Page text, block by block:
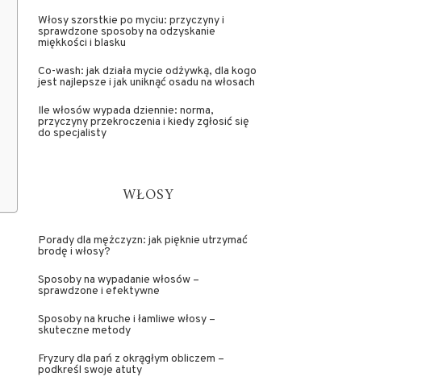
Włosy szorstkie po myciu: przyczyny i
sprawdzone sposoby na odzyskanie
miękkości i blasku
Co-wash: jak działa mycie odżywką, dla kogo
jest najlepsze i jak uniknąć osadu na włosach
Ile włosów wypada dziennie: norma,
przyczyny przekroczenia i kiedy zgłosić się
do specjalisty
WŁOSY
Porady dla mężczyzn: jak pięknie utrzymać
brodę i włosy?
Sposoby na wypadanie włosów –
sprawdzone i efektywne
Sposoby na kruche i łamliwe włosy –
skuteczne metody
Fryzury dla pań z okrągłym obliczem –
podkreśl swoje atuty